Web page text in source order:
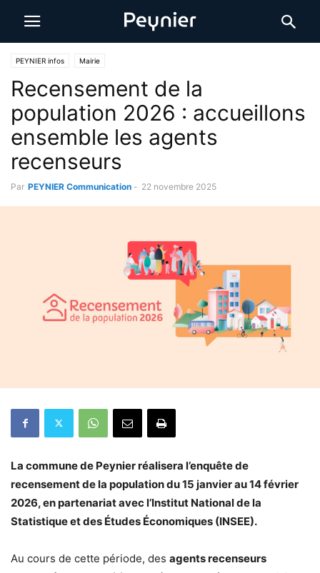
PEYNIER infos Mairie
Recensement de la
population 2026 : accueillons
ensemble les agents
recenseurs
Par PEYNIER Communication - 22 novembre 2025
La commune de Peynier réalisera l’enquête de
recensement de la population du 15 janvier au 14 février
2026, en partenariat avec l’Institut National de la
Statistique et des Études Économiques (INSEE).
Au cours de cette période, des agents recenseurs